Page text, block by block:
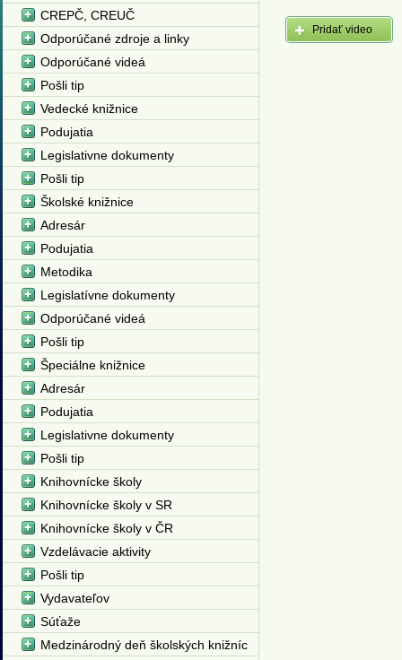
Pridať video
CREPČ, CREUČ
Odporúčané zdroje a linky
Odporúčané videá
Pošli tip
Vedecké knižnice
Podujatia
Legislativne dokumenty
Pošli tip
Školské knižnice
Adresár
Podujatia
Metodika
Legislatívne dokumenty
Odporúčané videá
Pošli tip
Špeciálne knižnice
Adresár
Podujatia
Legislativne dokumenty
Pošli tip
Knihovnícke školy
Knihovnícke školy v SR
Knihovnícke školy v ČR
Vzdelávacie aktivity
Pošli tip
Vydavateľov
Súťaže
Medzinárodný deň školských knižníc